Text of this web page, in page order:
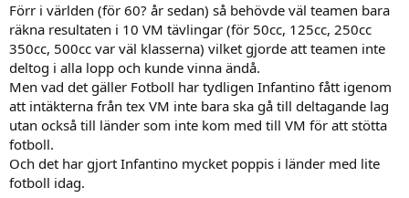
Förr i världen (för 60? år sedan) så behövde väl teamen bara
räkna resultaten i 10 VM tävlingar (för 50cc, 125cc, 250cc
350cc, 500cc var väl klasserna) vilket gjorde att teamen inte
deltog i alla lopp och kunde vinna ändå.
Men vad det gäller Fotboll har tydligen Infantino fått igenom
att intäkterna från tex VM inte bara ska gå till deltagande lag
utan också till länder som inte kom med till VM för att stötta
fotboll.
Och det har gjort Infantino mycket poppis i länder med lite
fotboll idag.